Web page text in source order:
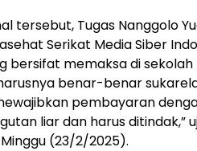
tersebut, Tugas Nanggolo
Serikat Media Siber
bersifat memaksa di
benar-benar
pembayaran
liar dan harus
(23/2/2025).